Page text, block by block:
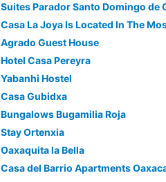
Suites Parador Santo Domingo de
Agrado Guest House
Hotel Casa Pereyra
Yabanhi Hostel
Casa Gubidxa
Bungalows Bugamilia Roja
Stay Ortenxia
Oaxaquita la Bella
Casa del Barrio Apartments